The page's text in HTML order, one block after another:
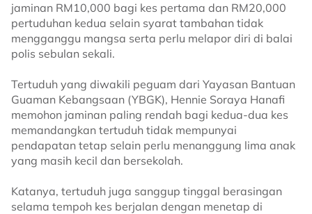
jaminan RM10,000 bagi kes pertama dan RM20,000
pertuduhan kedua selain syarat tambahan tidak
mengganggu mangsa serta perlu melapor diri di balai
polis sebulan sekali.
Tertuduh yang diwakili peguam dari Yayasan Bantuan
Guaman Kebangsaan (YBGK), Hennie Soraya Hanafi
memohon jaminan paling rendah bagi kedua-dua kes
memandangkan tertuduh tidak mempunyai
pendapatan tetap selain perlu menanggung lima anak
yang masih kecil dan bersekolah.
Katanya, tertuduh juga sanggup tinggal berasingan
selama tempoh kes berjalan dengan menetap di